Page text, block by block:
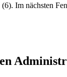
Im nächsten